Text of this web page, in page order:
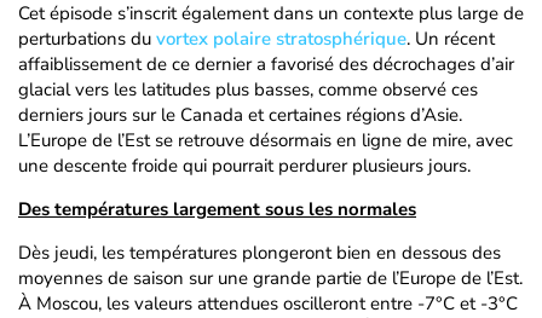
Cet épisode s’inscrit également dans un contexte plus large de
perturbations du vortex polaire stratosphérique. Un récent
affaiblissement de ce dernier a favorisé des décrochages d’air
glacial vers les latitudes plus basses, comme observé ces
derniers jours sur le Canada et certaines régions d’Asie.
L’Europe de l’Est se retrouve désormais en ligne de mire, avec
une descente froide qui pourrait perdurer plusieurs jours.
Des températures largement sous les normales
Dès jeudi, les températures plongeront bien en dessous des
moyennes de saison sur une grande partie de l’Europe de l’Est.
À Moscou, les valeurs attendues oscilleront entre -7°C et -3°C